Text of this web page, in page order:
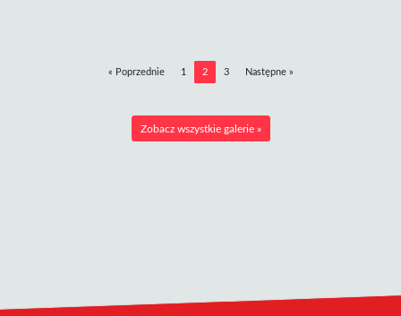
« Poprzednie 1 2 3 Następne »
Zobacz wszystkie galerie »